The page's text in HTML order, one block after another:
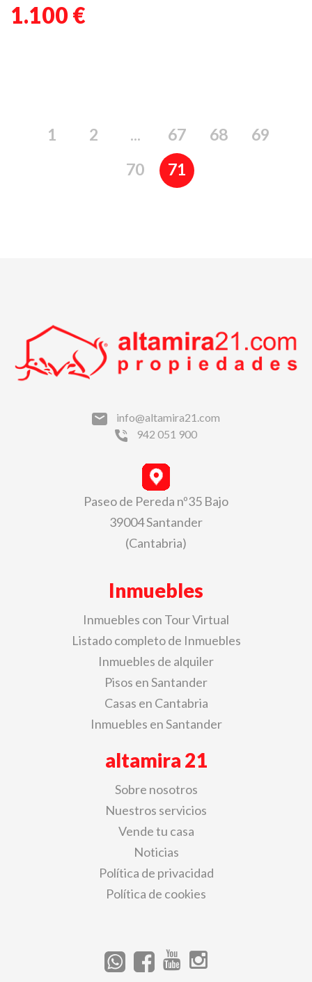
1.100 €
1 2 ... 67 68
69
70
71
info@altamira21.com
942 051 900
Paseo de Pereda nº35 Bajo
39004 Santander
(Cantabria)
Inmuebles
Inmuebles con Tour Virtual
Listado completo de Inmuebles
Inmuebles de alquiler
Pisos en Santander
Casas en Cantabria
Inmuebles en Santander
altamira 21
Sobre nosotros
Nuestros servicios
Vende tu casa
Noticias
Política de privacidad
Política de cookies